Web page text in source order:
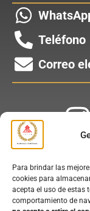
Para brindar las
cookies para
acepta el uso de estas
comportamiento de
Teléfono
Correo
Instalación